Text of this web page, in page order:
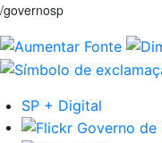
/governosp
SP + Digital